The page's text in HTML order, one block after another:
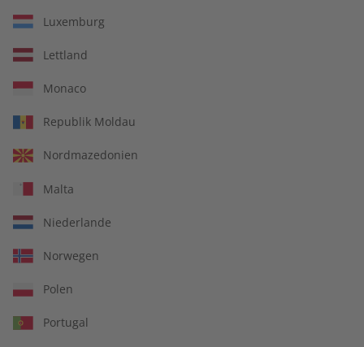
Jahrgang 2023
€ 99,90
Luxemburg
Lettland
Monaco
Republik Moldau
Nordmazedonien
Malta
Niederlande
Norwegen
Polen
Portugal